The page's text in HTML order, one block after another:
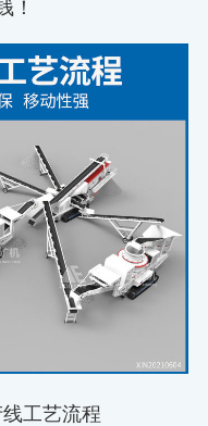
工艺流程